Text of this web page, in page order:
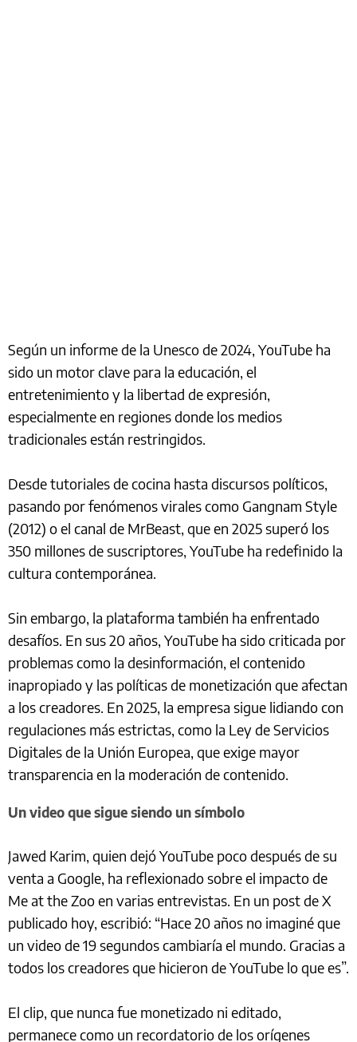
Según un informe de la Unesco de 2024, YouTube ha
sido un motor clave para la educación, el
entretenimiento y la libertad de expresión,
especialmente en regiones donde los medios
tradicionales están restringidos.
Desde tutoriales de cocina hasta discursos políticos,
pasando por fenómenos virales como Gangnam Style
(2012) o el canal de MrBeast, que en 2025 superó los
350 millones de suscriptores, YouTube ha redefinido la
cultura contemporánea.
Sin embargo, la plataforma también ha enfrentado
desafíos. En sus 20 años, YouTube ha sido criticada por
problemas como la desinformación, el contenido
inapropiado y las políticas de monetización que afectan
a los creadores. En 2025, la empresa sigue lidiando con
regulaciones más estrictas, como la Ley de Servicios
Digitales de la Unión Europea, que exige mayor
transparencia en la moderación de contenido.
Un video que sigue siendo un símbolo
Jawed Karim, quien dejó YouTube poco después de su
venta a Google, ha reflexionado sobre el impacto de
Me at the Zoo en varias entrevistas. En un post de X
publicado hoy, escribió: “Hace 20 años no imaginé que
un video de 19 segundos cambiaría el mundo. Gracias a
todos los creadores que hicieron de YouTube lo que es”.
El clip, que nunca fue monetizado ni editado,
permanece como un recordatorio de los orígenes